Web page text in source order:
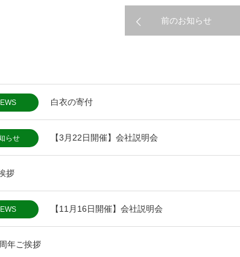
前のお知らせ
白衣の寄付
らせ
【3月22日開催】会社説明会
拶
【11月16日開催】会社説明会
年ご挨拶